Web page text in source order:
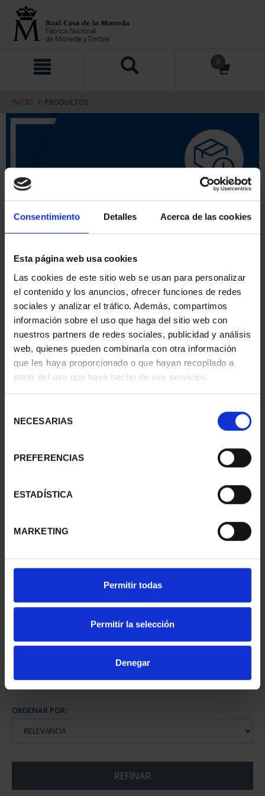
Consentimiento Detalles Acerca de las cookies
Esta página web usa cookies
Las cookies de este sitio web se usan para personalizar
el contenido y los anuncios, ofrecer funciones de redes
sociales y analizar el tráfico. Además, compartimos
información sobre el uso que haga del sitio web con
nuestros partners de redes sociales, publicidad y análisis
web, quienes pueden combinarla con otra información
que les haya proporcionado o que hayan recopilado a
partir del uso que haya hecho de sus servicios.
NECESARIAS
PREFERENCIAS
ESTADÍSTICA
MARKETING
Permitir todas
Permitir la selección
Denegar
contenido
navegacin
0
INICIO PRODUCTOS
ORDENAR POR:
REFINAR
2 Productos encontrados
CIUDADES PATRIMONIO
73,00 €
SUSCRIPCIÓN CIUDADES
PATRIMONIO DE LA
HU...
1.095,00 €
registrados
ORDENAR POR:
REFINAR